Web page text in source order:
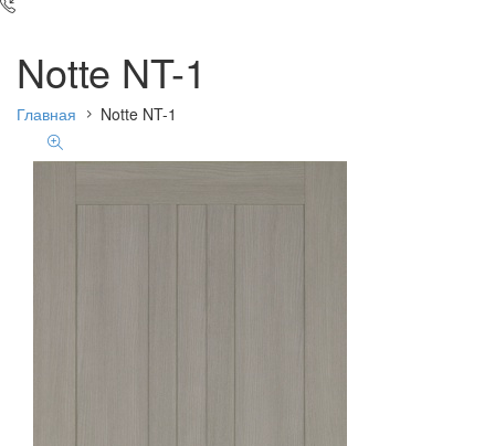
Notte NT-1
Главная Notte NT-1